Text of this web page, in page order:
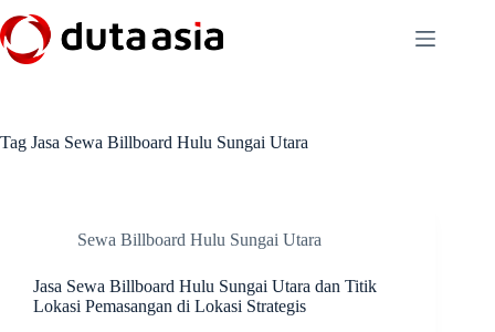
to
content
Tag Jasa Sewa Billboard Hulu Sungai Utara
Sewa Billboard Hulu Sungai Utara
Jasa Sewa Billboard Hulu Sungai Utara dan Titik
Lokasi Pemasangan di Lokasi Strategis